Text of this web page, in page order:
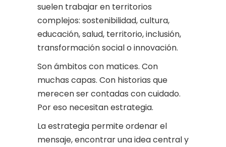
suelen trabajar en territorios
complejos: sostenibilidad, cultura,
educación, salud, territorio, inclusión,
transformación social o innovación.
Son ámbitos con matices. Con
muchas capas. Con historias que
merecen ser contadas con cuidado.
Por eso necesitan estrategia.
La estrategia permite ordenar el
mensaje, encontrar una idea central y